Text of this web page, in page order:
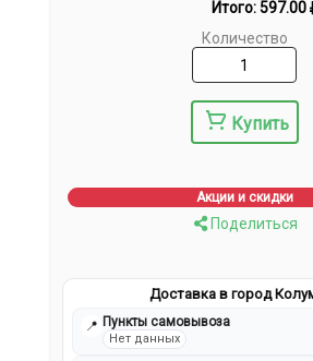
Итого:597.00
Количество
Купить
Акции и скидки
Поделиться
Доставка в город
📍 Пункты самовывоза
Нет данных